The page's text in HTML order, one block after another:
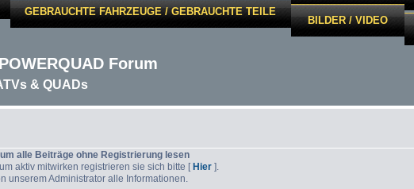
GEBRAUCHTE FAHRZEUGE / GEBRAUCHTE TEILE
BILDER / VIDEO
Forum
& QUADs
alle Beiträge ohne Registrierung lesen
aktiv mitwirken registrieren sie sich bitte [ Hier].
unserem Administrator alle Informationen.